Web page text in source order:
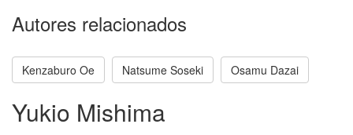
Autores relacionados
Kenzaburo Oe Natsume Soseki Osamu Dazai
Yukio Mishima